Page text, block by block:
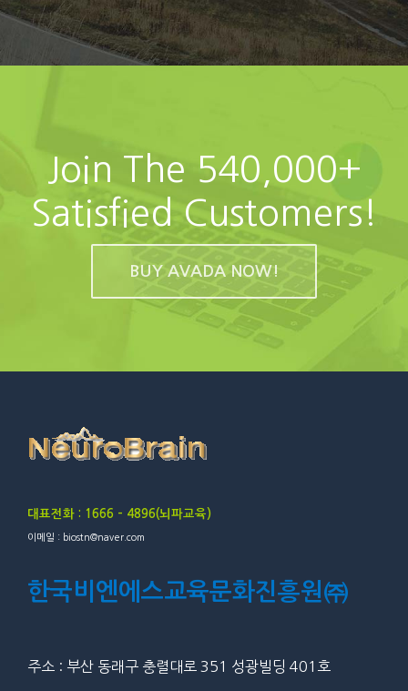
Join The 540,000+
Satisfied Customers!
BUY AVADA NOW!
대표전화 : 1666 – 4896(뇌파교육)
이메일 : biostn@naver.com
한국비엔에스교육문화진흥원㈜
주소 : 부산 동래구 충렬대로 351 성광빌딩 401호